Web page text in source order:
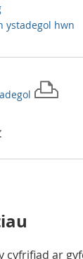
ystadegol hwn
cyfrifiad ar